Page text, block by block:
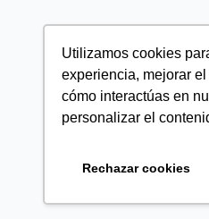
Utilizamos cookies
experiencia, mejorar
cómo interactúas en
personalizar el
Rechazar cookies